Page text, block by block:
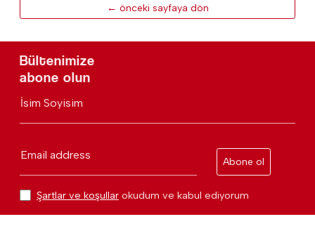
← önceki sayfaya dön
Bültenimize
abone olun
İsim Soyisim
Email address
Abone ol
Şartlar ve koşullar okudum ve kabul ediyorum